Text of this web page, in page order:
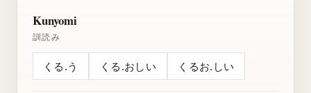
Kunyomi
訓読み
くる.う くる.おしい くるお.しい